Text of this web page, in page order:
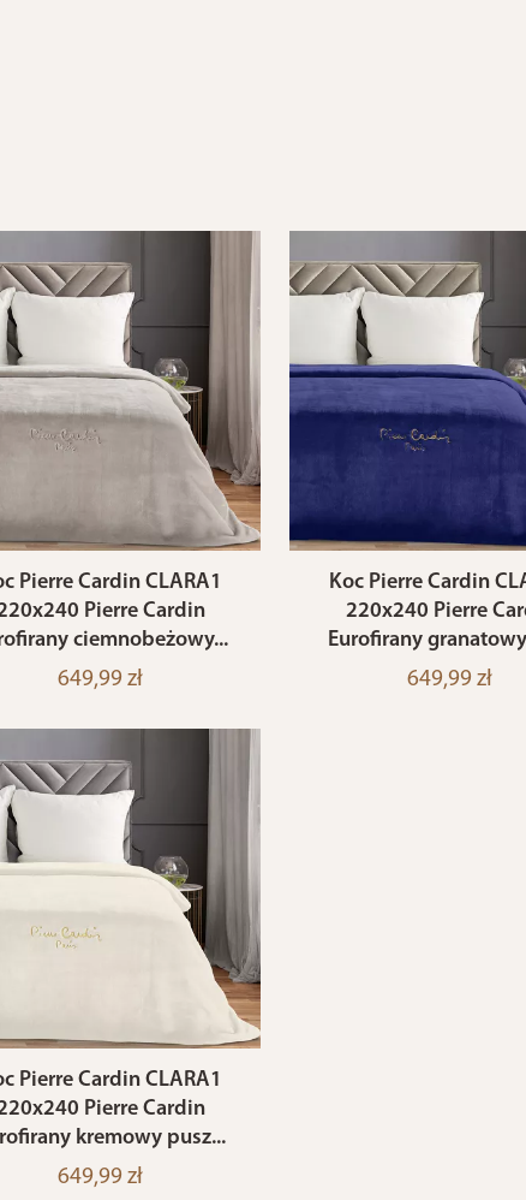
Pierre Cardin CLARA1
Pierre Cardin
ciemnobeżowy...
649,99 zł
Koc Pierre Cardin
220x240 Pierre
Eurofirany
649,99 zł
Pierre Cardin CLARA1
Pierre Cardin
kremowy pusz...
649,99 zł